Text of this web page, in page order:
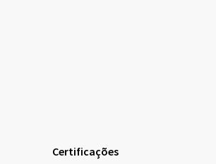
Certificações